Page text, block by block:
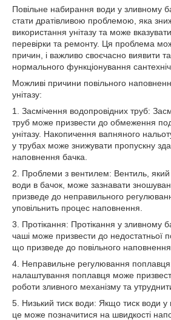
Повільне набирання води у зливному
стати дратівливою проблемою, яка
використання унітазу та може
перевірки та ремонту. Ця проблема
причин, і важливо своєчасно виявити та
нормального функціонування
Можливі причини повільного
унітазу:
1. Засмічення водопровідних труб:
труб може призвести до обмеження
унітазу. Накопичення вапняного
у трубах може знижувати пропускну
наповнення бачка.
2. Проблеми з вентилем: Вентиль,
води в бачок, може зазнавати
призведе до неправильного
уповільнить процес наповнення.
3. Протікання: Протікання у зливному
чаші може призвести до недостатньої
що призведе до повільного наповнення.
4. Неправильне регулювання
налаштування поплавця може
роботи зливного механізму та
5. Низький тиск води: Якщо тиск води у
це може позначитися на швидкості